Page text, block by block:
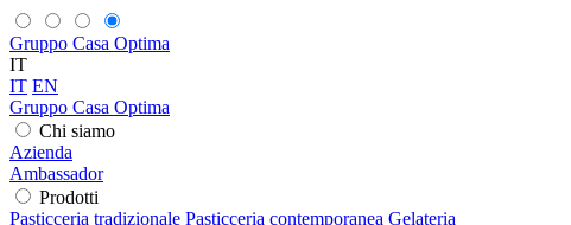
Gruppo Casa Optima
IT
IT EN
Gruppo Casa Optima
Chi siamo
Azienda
Ambassador
Prodotti
Pasticceria tradizionale Pasticceria contemporanea Gelateria